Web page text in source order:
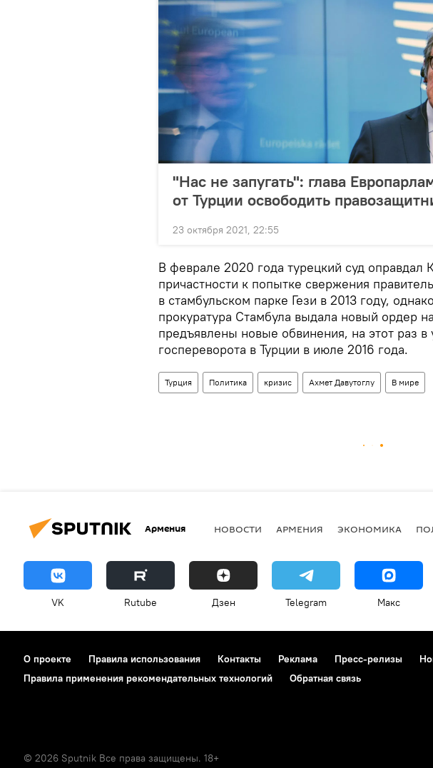
"Нас не запугать": глава
от Турции освободить
23 октября 2021, 22:55
В феврале 2020 года турецкий суд оправдал
причастности к попытке свержения
в стамбульском парке Гези в 2013 году,
прокуратура Стамбула выдала новый ордер
предъявлены новые обвинения, на этот раз в
госпереворота в Турции в июле 2016 года.
Турция Политика кризис Ахмет Давутоглу В мире
Армения НОВОСТИ АРМЕНИЯ ЭКОНОМИКА
VK Rutube Дзен Telegram Макс
О проекте Правила использования Контакты Реклама Пресс-релизы
Правила применения рекомендательных технологий
Обратная связь
© 2026 Sputnik Все права защищены. 18+